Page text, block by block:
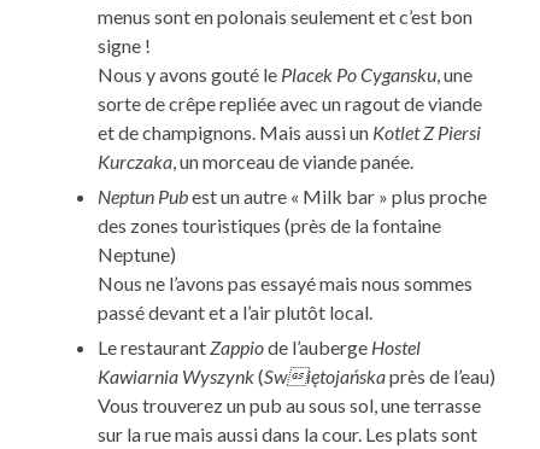
menus sont en polonais seulement et c’est bon
signe !
Nous y avons gouté le Placek Po Cygansku , une
sorte de crêpe repliée avec un ragout de viande
et de champignons. Mais aussi un Kotlet Z Piersi
Kurczaka , un morceau de viande panée.
Neptun Pubest un autre « Milk bar » plus proche
des zones touristiques (près de la fontaine
Neptune)
Nous ne l’avons pas essayé mais nous sommes
passé devant et a l’air plutôt local.
Le restaurant Zappiode l’auberge Hostel
Kawiarnia Wyszynk(Swiętojańskaprès de l’eau)
Vous trouverez un pub au sous sol, une terrasse
sur la rue mais aussi dans la cour. Les plats sont